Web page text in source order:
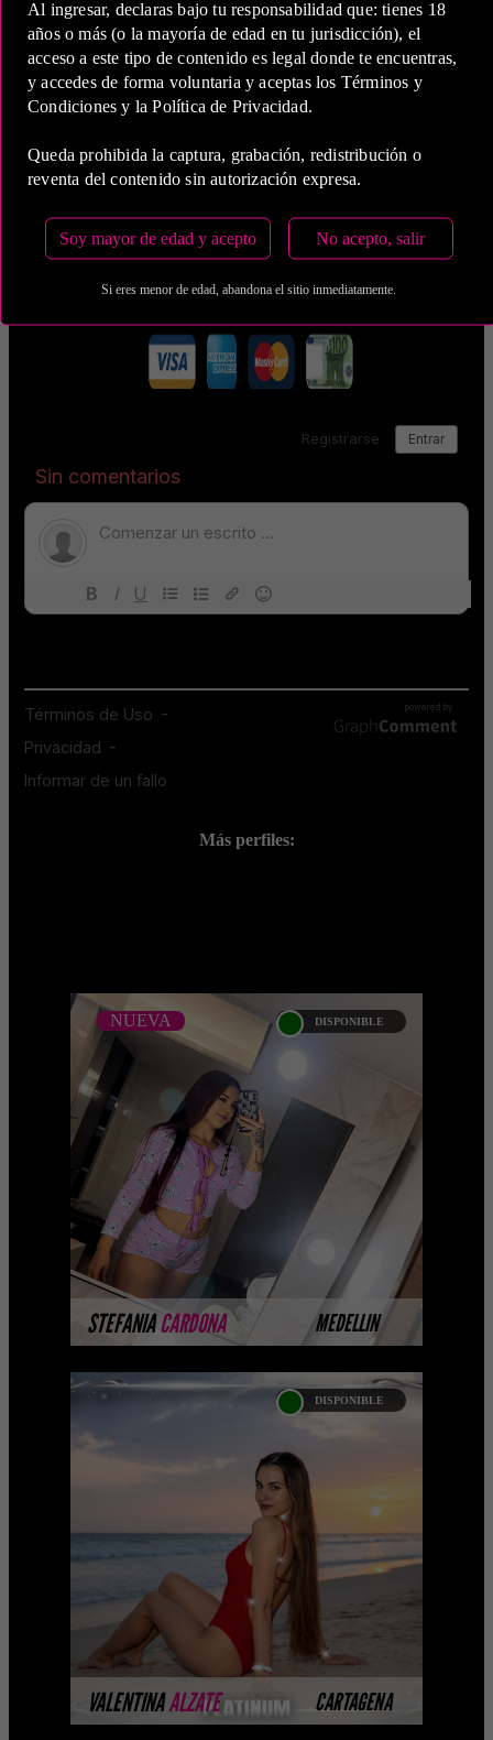
Al ingresar, declaras bajo tu responsabilidad que: tienes 18
años o más (o la mayoría de edad en tu jurisdicción), el
acceso a este tipo de contenido es legal donde te encuentras,
y accedes de forma voluntaria y aceptas los Términos y
Condiciones y la Política de Privacidad.
Queda prohibida la captura, grabación, redistribución o
reventa del contenido sin autorización expresa.
Soy mayor de edad y acepto No acepto, salir
Si eres menor de edad, abandona el sitio inmediatamente.
5 Horas
COP 2,200,000.00
Estas tarifas incluyen transporte y preservativos
Más perfiles:
STEFANIACARDONA MEDELLIN
NUEVA DISPONIBLE
STEFANIA CARDONA
NUEVA
Próximamente.... Algunas de nuestras
modelos aún no tienen imágenes
disponibles en la web porque están
completando su sesión ...
MÁS INFORMACIÓN
VALENTINAALZATE CARTAGENA
DISPONIBLE
CATALOGO PLATINO
Platinum Esta modelo pertenece a
nuestro Catálogo Privado Platinum.
Selección privada de modelos con un
nivel de belleza y perform ...
MÁS INFORMACIÓN